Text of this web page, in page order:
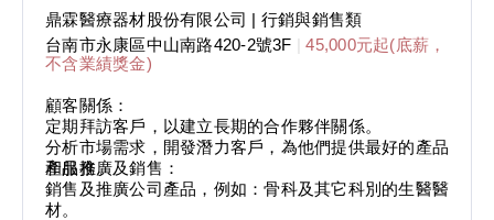
鼎霖醫療器材股份有限公司 | 行銷與銷售類
台南市永康區中山南路420-2號3F |45,000元起(底薪，
不含業績獎金)
顧客關係：
定期拜訪客戶，以建立長期的合作夥伴關係。
分析市場需求，開發潛力客戶，為他們提供最好的產品
和服務。
產品推廣及銷售：
銷售及推廣公司產品，例如：骨科及其它科別的生醫醫
材。